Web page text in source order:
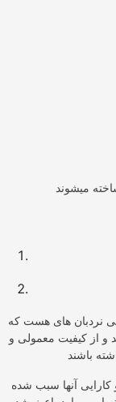
میشوند
نردبان های هست که
و از کیفیت معمولی و
کارایی آنها سبب شده